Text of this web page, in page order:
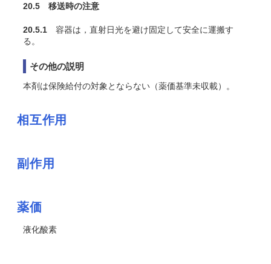
20.5 移送時の注意
20.5.1 容器は，直射日光を避け固定して安全に運搬す
る。
その他の説明
本剤は保険給付の対象とならない（薬価基準未収載）。
相互作用
副作用
薬価
液化酸素